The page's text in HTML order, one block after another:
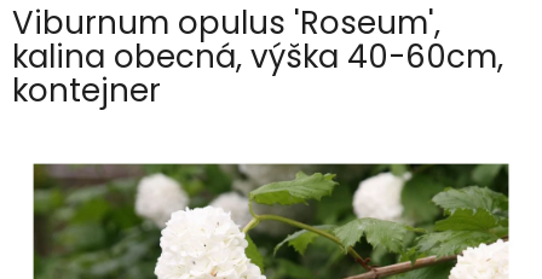
Viburnum opulus 'Roseum',
kalina obecná, výška 40-60cm,
kontejner